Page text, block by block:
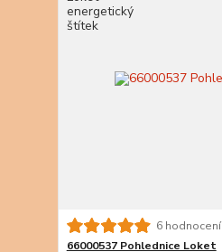
6 hodnocení
66000537 Pohlednice Loket